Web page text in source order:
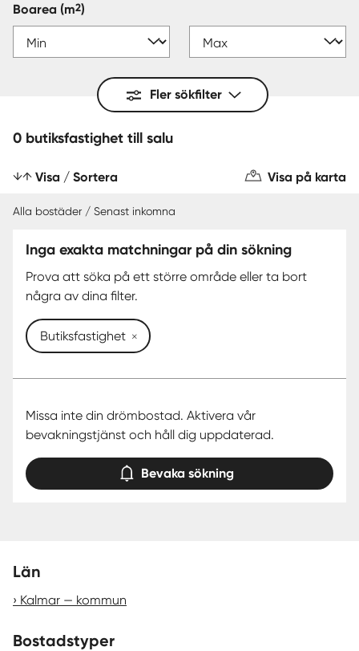
Boarea (m2)
Fler sökfilter
0 butiksfastighet till salu
Visa / Sortera Visa på karta
Alla bostäder / Senast inkomna
Inga exakta matchningar på din sökning
Prova att söka på ett större område eller ta bort
några av dina filter.
Butiksfastighet
Missa inte din drömbostad. Aktivera vår
bevakningstjänst och håll dig uppdaterad.
Bevaka sökning
Län
Kalmar — kommun
Bostadstyper